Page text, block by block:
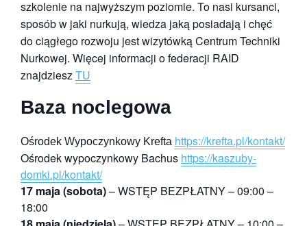
szkolenie na najwyższym poziomie. To nasi kursanci,
sposób w jaki nurkują, wiedza jaką posiadają i chęć
do ciągłego rozwoju jest wizytówką Centrum Techniki
Nurkowej. Więcej informacji o federacji RAID
znajdzieszTU
Baza noclegowa
Ośrodek Wypoczynkowy Krefta https://krefta.pl/kontakt/
Ośrodek wypoczynkowy Bachus https://kaszuby-
domki.pl/kontakt/
17 maja (sobota)– WSTĘP BEZPŁATNY – 09:00 –
18:00